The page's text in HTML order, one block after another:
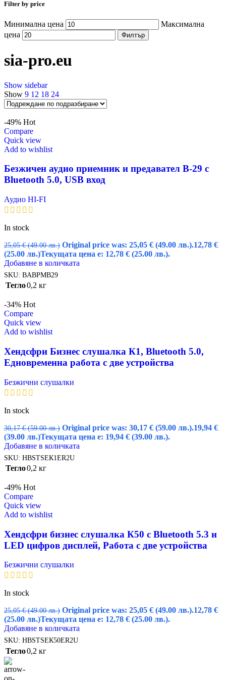
Filter by price
Минимална цена
Максимална
цена
Филтър
sia-pro.eu
Show sidebar
Show 9 12 18 24
-49% Hot
Compare
Quick view
Add to wishlist
Безжичен аудио приемник и предавател B-29 с
Bluetooth 5.0, USB вход
Аудио HI-FI
In stock
25,05€ (49.00 лв.) Original price was: 25,05 € (49.00 лв.).12,78 €
(25.00 лв.)Текущата цена е: 12,78 € (25.00 лв.).
Добавяне в количката
SKU: BABPMB29
Тегло0,2 кг
-34% Hot
Compare
Quick view
Add to wishlist
Хендсфри Бизнес слушалка К1, Bluetooth 5.0,
Едновременна работа с две устройства
Безжични слушалки
In stock
30,17€ (59.00 лв.) Original price was: 30,17 € (59.00 лв.).19,94 €
(39.00 лв.)Текущата цена е: 19,94 € (39.00 лв.).
Добавяне в количката
SKU: HBSTSEК1ER2U
Тегло0,2 кг
-49% Hot
Compare
Quick view
Add to wishlist
Хендсфри бизнес слушалка К50 с Bluetooth 5.3 и
LED цифров дисплей, Работа с две устройства
Безжични слушалки
In stock
25,05€ (49.00 лв.) Original price was: 25,05 € (49.00 лв.).12,78 €
(25.00 лв.)Текущата цена е: 12,78 € (25.00 лв.).
Добавяне в количката
SKU: HBSTSEК50ER2U
Тегло0,2 кг